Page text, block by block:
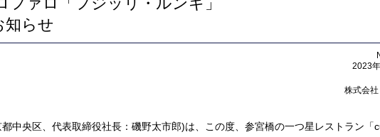
知らせ
2023
株式会
中央区、代表取締役社長：磯野太市郎)は、この度、参宮橋の一つ星レストラン「